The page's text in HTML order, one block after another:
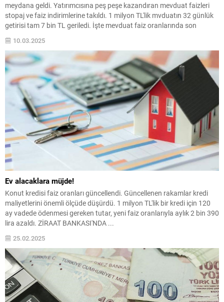
meydana geldi. Yatırımcısına peş peşe kazandıran mevduat faizleri
stopaj ve faiz indirimlerine takıldı. 1 milyon TL'lik mvduatın 32 günlük
getirisi tam 7 bin TL geriledi. İşte mevduat faiz oranlarında son
durum...
10.03.2025
Ev alacaklara müjde!
Konut kredisi faiz oranları güncellendi. Güncellenen rakamlar kredi
maliyetlerini önemli ölçüde düşürdü. 1 milyon TL'lik bir kredi için 120
ay vadede ödenmesi gereken tutar, yeni faiz oranlarıyla aylık 2 bin 390
lira azaldı. ZİRAAT BANKASI'NDA ...
25.02.2025